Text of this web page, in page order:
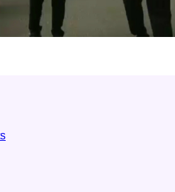
"La Commune de Woluwe-